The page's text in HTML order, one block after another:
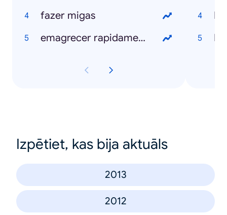
fazer migas
emagrecer rapidamente
Izpētiet, kas bija aktuāls
2013
2012